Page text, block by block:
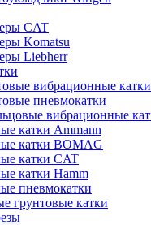
CAT
Komatsu
Liebherr
вибрационные катки
пневмокатки
вибрационные
катки Ammann
катки BOMAG
катки CAT
катки Hamm
пневмокатки
грунтовые катки